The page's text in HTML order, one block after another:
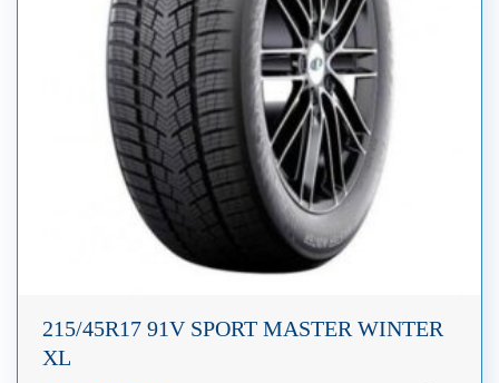
215/45R17 91V SPORT MASTER WINTER
XL